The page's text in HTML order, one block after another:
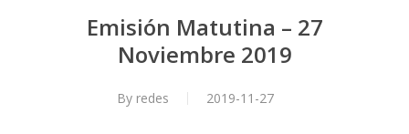
Emisión Matutina – 27
Noviembre 2019
By redes 2019-11-27